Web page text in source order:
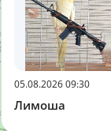
05.08.2026 09:30
Лимоша